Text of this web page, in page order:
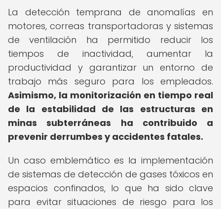
La detección temprana de anomalías en
motores, correas transportadoras y sistemas
de ventilación ha permitido reducir los
tiempos de inactividad, aumentar la
productividad y garantizar un entorno de
trabajo más seguro para los empleados.
Asimismo, la monitorización en tiempo real
de la estabilidad de las estructuras en
minas subterráneas ha contribuido a
prevenir derrumbes y accidentes fatales.
Un caso emblemático es la implementación
de sistemas de detección de gases tóxicos en
espacios confinados, lo que ha sido clave
para evitar situaciones de riesgo para los